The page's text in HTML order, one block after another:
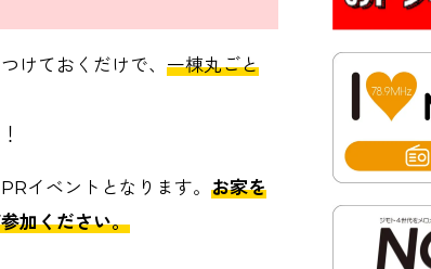
けておくだけで、 一棟丸ごと
イベントとなります。 お家を
加ください。
2026年7
総合計
書が変わ
2026年